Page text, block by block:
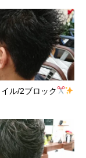
ル/2ブロック